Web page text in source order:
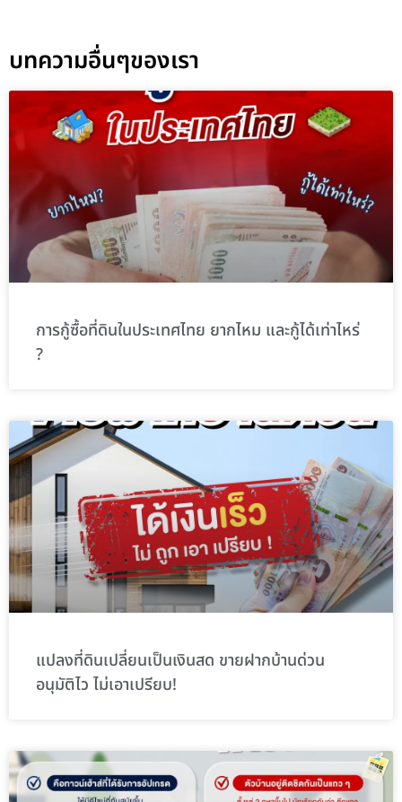
บทความอื่นๆของเรา
การกู้ซื้อที่ดินในประเทศไทย ยากไหม และกู้ได้เท่าไหร่
?
แปลงที่ดินเปลี่ยนเป็นเงินสด ขายฝากบ้านด่วน
อนุมัติไว ไม่เอาเปรียบ!